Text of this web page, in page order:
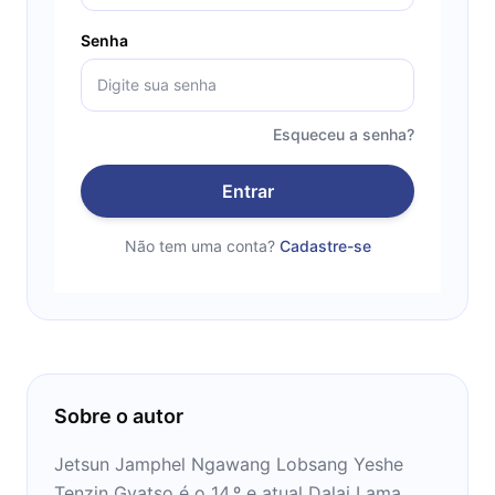
Senha
Esqueceu a senha?
Entrar
Não tem uma conta? Cadastre-se
Sobre o autor
Jetsun Jamphel Ngawang Lobsang Yeshe